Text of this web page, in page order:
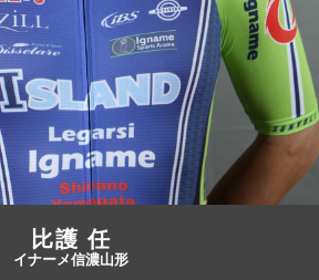
比護 任
イナーメ信濃山形